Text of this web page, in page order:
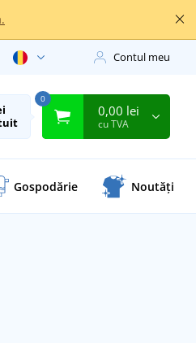
Contul meu
0
0,00 lei
cu TVA
Gospodărie Noutăți